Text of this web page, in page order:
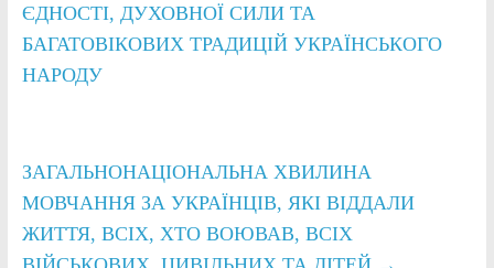
ЄДНОСТІ, ДУХОВНОЇ СИЛИ ТА
БАГАТОВІКОВИХ ТРАДИЦІЙ УКРАЇНСЬКОГО
НАРОДУ
ЗАГАЛЬНОНАЦІОНАЛЬНА ХВИЛИНА
МОВЧАННЯ ЗА УКРАЇНЦІВ, ЯКІ ВІДДАЛИ
ЖИТТЯ, ВСІХ, ХТО ВОЮВАВ, ВСІХ